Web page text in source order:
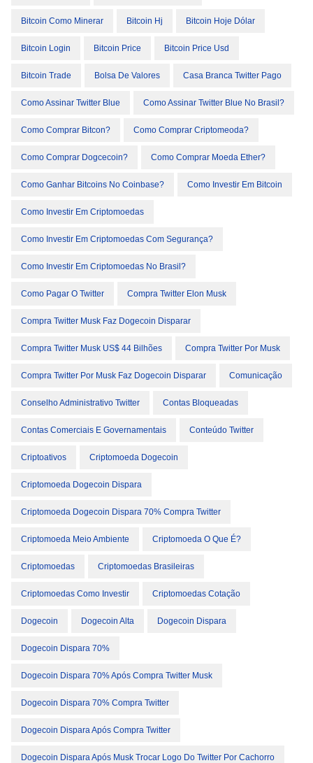
Bitcoin Como Minerar Bitcoin Hj Bitcoin Hoje Dólar
Bitcoin Login Bitcoin Price Bitcoin Price Usd
Bitcoin Trade Bolsa De Valores Casa Branca Twitter Pago
Como Assinar Twitter Blue Como Assinar Twitter Blue No Brasil?
Como Comprar Bitcon? Como Comprar Criptomeoda?
Como Comprar Dogcecoin? Como Comprar Moeda Ether?
Como Ganhar Bitcoins No Coinbase? Como Investir Em Bitcoin
Como Investir Em Criptomoedas
Como Investir Em Criptomoedas Com Segurança?
Como Investir Em Criptomoedas No Brasil?
Como Pagar O Twitter Compra Twitter Elon Musk
Compra Twitter Musk Faz Dogecoin Disparar
Compra Twitter Musk US$ 44 Bilhões Compra Twitter Por Musk
Compra Twitter Por Musk Faz Dogecoin Disparar Comunicação
Conselho Administrativo Twitter Contas Bloqueadas
Contas Comerciais E Governamentais Conteúdo Twitter
Criptoativos Criptomoeda Dogecoin
Criptomoeda Dogecoin Dispara
Criptomoeda Dogecoin Dispara 70% Compra Twitter
Criptomoeda Meio Ambiente Criptomoeda O Que É?
Criptomoedas Criptomoedas Brasileiras
Criptomoedas Como Investir Criptomoedas Cotação
Dogecoin Dogecoin Alta Dogecoin Dispara
Dogecoin Dispara 70%
Dogecoin Dispara 70% Após Compra Twitter Musk
Dogecoin Dispara 70% Compra Twitter
Dogecoin Dispara Após Compra Twitter
Dogecoin Dispara Após Musk Trocar Logo Do Twitter Por Cachorro